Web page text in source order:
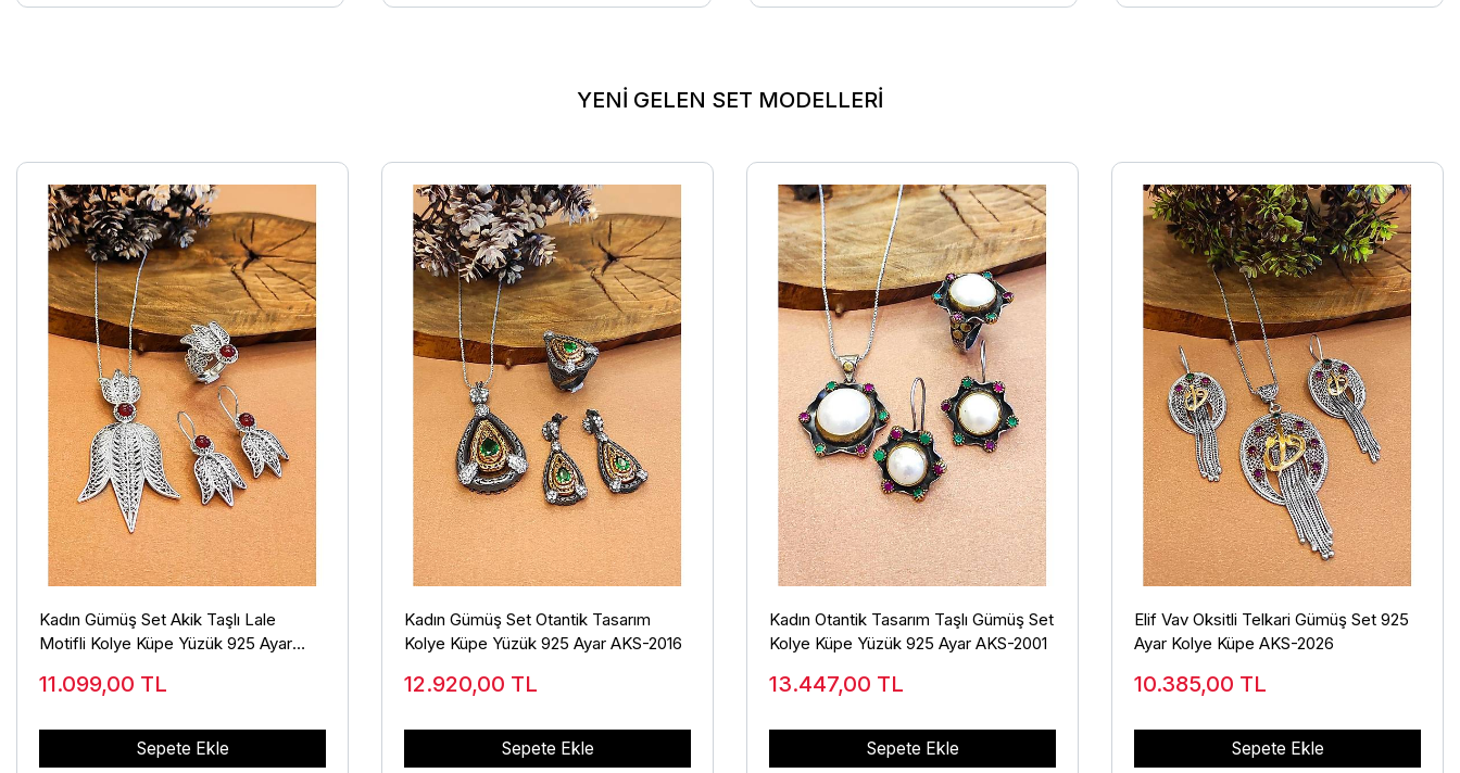
YENİ GELEN SET MODELLERİ
Kadın Gümüş Set Akik Taşlı Lale
Motifli Kolye Küpe Yüzük 925 Ayar
11.099,00 TL
Sepete Ekle
Kadın Gümüş Set Otantik Tasarım
Kolye Küpe Yüzük 925 Ayar AKS-2016
12.920,00 TL
Sepete Ekle
Kadın Otantik Tasarım Taşlı Gümüş Set
Kolye Küpe Yüzük 925 Ayar AKS-2001
13.447,00 TL
Sepete Ekle
Elif Vav Oksitli Telkari Gümüş Set 925
Ayar Kolye Küpe AKS-2026
10.385,00 TL
Sepete Ekle